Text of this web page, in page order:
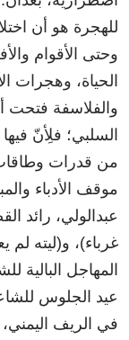
للهجرة هو أن
وحتى الأقوام
الحياة، وهجرات
والفلاسفة فتحت
السلبي؛ فلِأنّ
من قدرات وطاقات
موقف الأدباء
عبدالولي، رائد
غرباء)، و(ليته
المهاجل البالية
عيد الجلوس
في الريف